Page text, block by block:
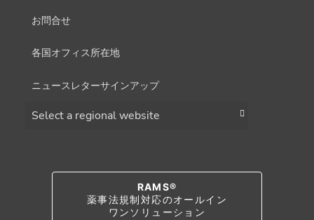
お問合せ
各国オフィス所在地
ニュースレターサインアップ
RAMS®
薬事法規制対応のオールイン
ワンソリューション